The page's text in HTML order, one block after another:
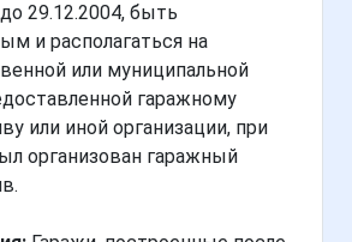
29.12.2004, быть
и располагаться на
или муниципальной
гаражному
или иной организации, при
организован гаражный